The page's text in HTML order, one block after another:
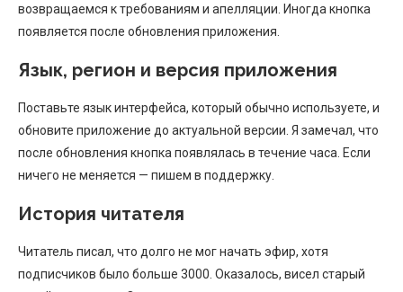
возвращаемся к требованиям и апелляции. Иногда кнопка
появляется после обновления приложения.
Язык, регион и версия приложения
Поставьте язык интерфейса, который обычно используете, и
обновите приложение до актуальной версии. Я замечал, что
после обновления кнопка появлялась в течение часа. Если
ничего не меняется — пишем в поддержку.
История читателя
Читатель писал, что долго не мог начать эфир, хотя
подписчиков было больше 3000. Оказалось, висел старый